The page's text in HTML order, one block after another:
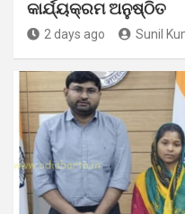
କାର୍ଯ୍ୟକ୍ରମ ଅନୁଷ୍ଠିତ
2 days ago Sunil